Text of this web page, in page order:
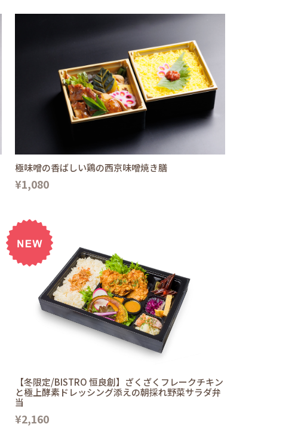
極味噌の香ばしい鶏の西京味噌焼き膳
¥1,080
【冬限定/BISTRO 恒良創】ざくざくフレークチキン
と極上酵素ドレッシング添えの朝採れ野菜サラダ弁
当
¥2,160